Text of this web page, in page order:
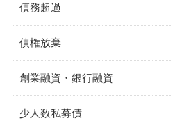
債務超過
債権放棄
創業融資・銀行融資
少人数私募債